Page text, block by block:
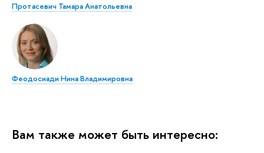
Протасевич Тамара Анатольевна
Феодосиади Нина Владимировна
Вам также может быть интересно: